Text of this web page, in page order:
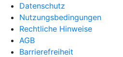
Datenschutz
Nutzungsbedingungen
Rechtliche Hinweise
AGB
Barrierefreiheit